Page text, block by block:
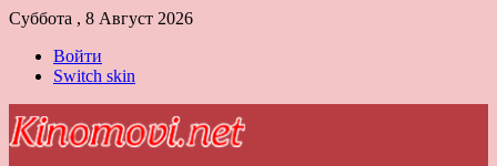
Суббота , 8 Август 2026
Войти
Switch skin